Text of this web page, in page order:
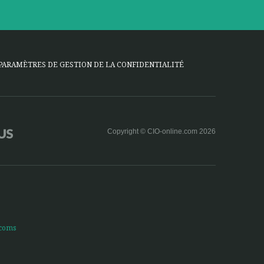
DE GESTION DE LA CONFIDENTIALITÉ
Copyright © CIO-online.com 2026